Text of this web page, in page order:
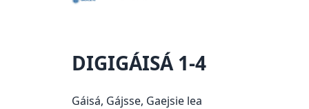
DIGIGÁISÁ 1-4
Gáisá, Gájsse, Gaejsie lea